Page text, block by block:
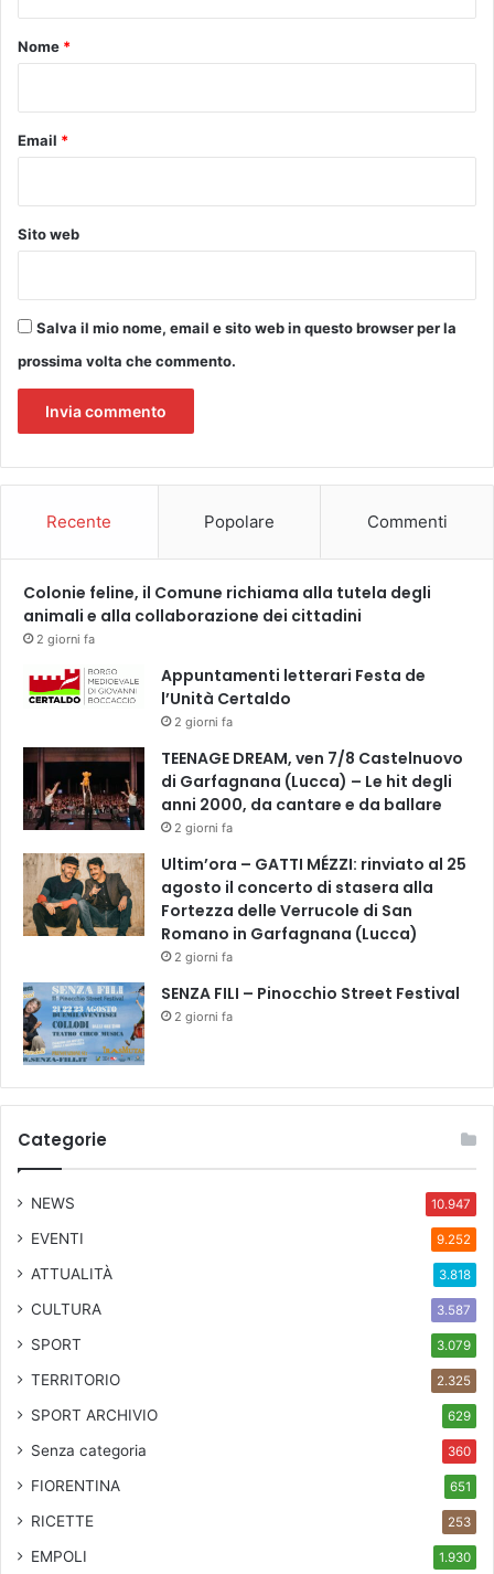
i
v
i
a
e
a
t
u
a
o
Nome *
Email *
Sito web
Salva il mio nome, email e sito web in questo browser per la
prossima volta che commento.
Recente Popolare Commenti
Colonie feline, il Comune richiama alla tutela degli
animali e alla collaborazione dei cittadini
2 giorni fa
Appuntamenti letterari Festa de
l’Unità Certaldo
2 giorni fa
TEENAGE DREAM, ven 7/8 Castelnuovo
di Garfagnana (Lucca) – Le hit degli
anni 2000, da cantare e da ballare
2 giorni fa
Ultim’ora – GATTI MÉZZI: rinviato al 25
agosto il concerto di stasera alla
Fortezza delle Verrucole di San
Romano in Garfagnana (Lucca)
2 giorni fa
SENZA FILI – Pinocchio Street Festival
2 giorni fa
Categorie
NEWS 10.947
EVENTI 9.252
ATTUALITÀ 3.818
CULTURA 3.587
SPORT 3.079
TERRITORIO 2.325
SPORT ARCHIVIO 629
Senza categoria 360
FIORENTINA 651
RICETTE 253
EMPOLI 1.930